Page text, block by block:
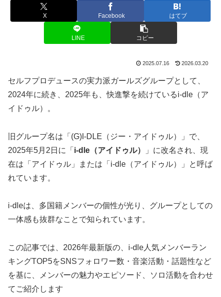
X Facebook はてブ
LINE コピー
2025.07.16 2026.03.20
セルフプロデュースの実力派ガールズグループとして、
2024年に続き、2025年も、快進撃を続けているi-dle（ア
イドゥル）。
旧グループ名は「(G)I-DLE（ジー・アイドゥル）」で、
2025年5月2日に「 i-dle（アイドゥル）
」に改名され、現
在は「アイドゥル」または「i-dle（アイドゥル）」と呼ば
れています。
i-dleは、多国籍メンバーの個性が光り、グループとしての
一体感も抜群なことで知られています。
この記事では、 2026年最新版の、i-dle人気メンバーラン
キングTOP5をSNSフォロワー数・音楽活動・話題性など
を基に、
メンバーの魅力やエピソード、ソロ活動を合わせ
てご紹介します